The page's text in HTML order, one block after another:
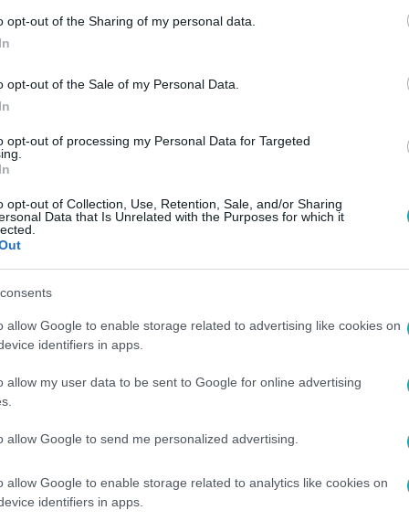
opt-out of the Sharing of my personal data.
opt-out of the Sale of my Personal Data.
opt-out of processing my Personal Data for Targeted
opt-out of Collection, Use, Retention, Sale, and/or Sharing
Data that Is Unrelated with the Purposes for which it
allow Google to enable storage related to advertising like cookies on
identifiers in apps.
allow my user data to be sent to Google for online advertising
allow Google to send me personalized advertising.
allow Google to enable storage related to analytics like cookies on
identifiers in apps.